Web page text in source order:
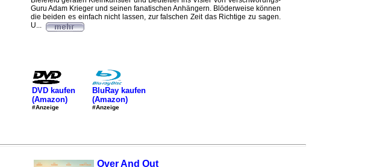
Guru Adam Krieger und seinen fanatischen Anhängern. Blöderweise können
die beiden es einfach nicht lassen, zur falschen Zeit das Richtige zu sagen.
U...
DVD kaufen
(Amazon)
#Anzeige
BluRay kaufen
(Amazon)
#Anzeige
Over And Out